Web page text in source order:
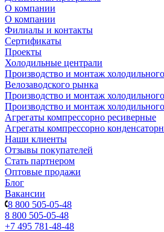
О компании
О компании
Филиалы и контакты
Сертификаты
Проекты
Холодильные централи
Производство и монтаж
Велозаводского рынка
Производство и монтаж
Производство и монтаж
Агрегаты компрессорно ресиверные
Агрегаты компрессорно
Наши клиенты
Отзывы покупателей
Стать партнером
Оптовые продажи
Блог
Вакансии
8 800 505-05-48
8 800 505-05-48
+7 495 781-48-48